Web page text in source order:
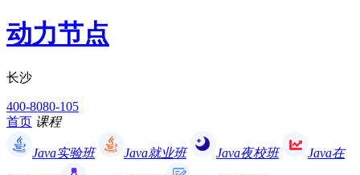
动力节点
长沙
400-8080-105
首页 课程
Java实验班 Java就业班 Java夜校班 Java在